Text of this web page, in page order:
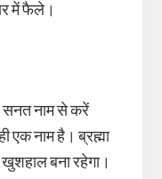
में फैले।
नाम से करें
एक नाम है। ब्रह्मा
बना रहेगा।